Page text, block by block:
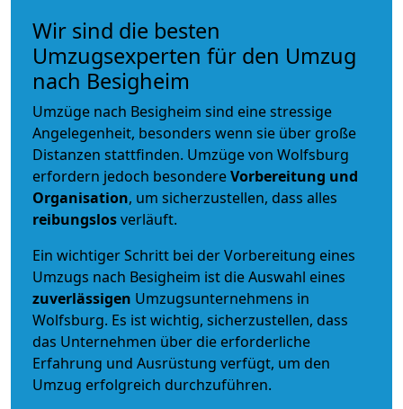
Wir sind die besten
Umzugsexperten für den Umzug
nach Besigheim
Umzüge nach Besigheim sind eine stressige
Angelegenheit, besonders wenn sie über große
Distanzen stattfinden. Umzüge von Wolfsburg
erfordern jedoch besondereVorbereitung und
Organisation, um sicherzustellen, dass alles
reibungslosverläuft.
Ein wichtiger Schritt bei der Vorbereitung eines
Umzugs nach Besigheim ist die Auswahl eines
zuverlässigen Umzugsunternehmens in
Wolfsburg. Es ist wichtig, sicherzustellen, dass
das Unternehmen über die erforderliche
Erfahrung und Ausrüstung verfügt, um den
Umzug erfolgreich durchzuführen.